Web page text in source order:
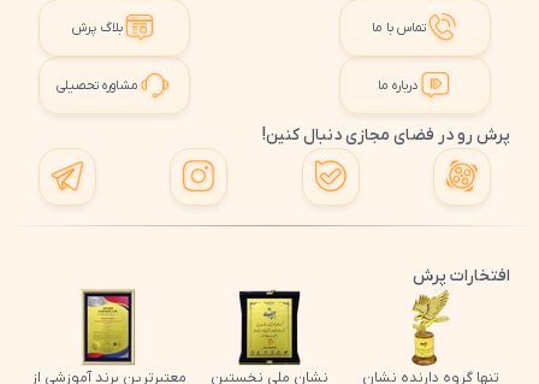
تماس با ما بلاگ پرش
درباره ما مشاوره تحصیلی
پرش رو در فضای مجازی دنبال کنین!
افتخارات پرش
تنها گروه دارنده نشان نشان ملی نخستین معتبرترین برند آموزشی از